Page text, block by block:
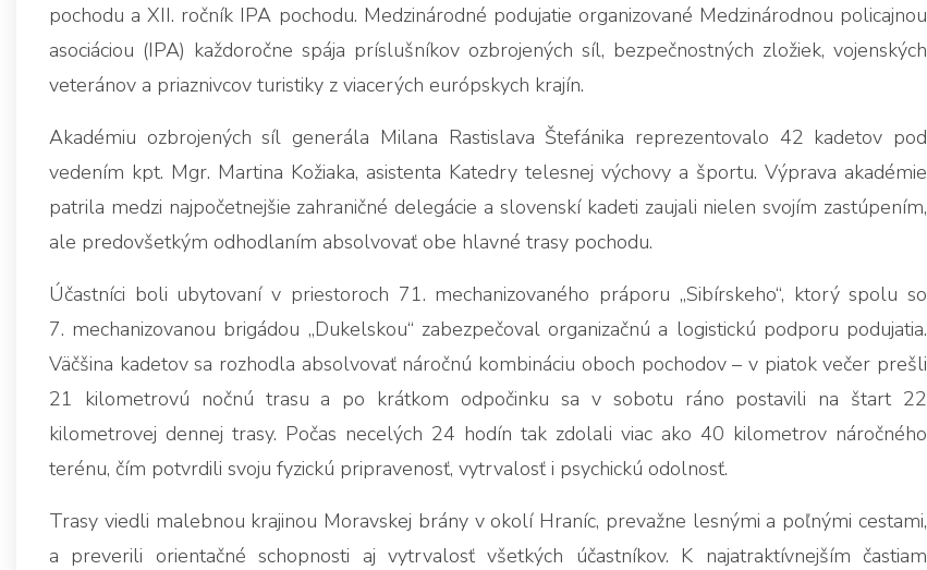
pochodu a XII. ročník IPA pochodu. Medzinárodné podujatie organizované Medzinárodnou policajnou
asociáciou (IPA) každoročne spája príslušníkov ozbrojených síl, bezpečnostných zložiek, vojenských
veteránov a priaznivcov turistiky z viacerých európskych krajín.
Akadémiu ozbrojených síl generála Milana Rastislava Štefánika reprezentovalo 42 kadetov pod
vedením kpt. Mgr. Martina Kožiaka, asistenta Katedry telesnej výchovy a športu. Výprava akadémie
patrila medzi najpočetnejšie zahraničné delegácie a slovenskí kadeti zaujali nielen svojím zastúpením,
ale predovšetkým odhodlaním absolvovať obe hlavné trasy pochodu.
Účastníci boli ubytovaní v priestoroch 71. mechanizovaného práporu „Sibírskeho“, ktorý spolu so
7. mechanizovanou brigádou „Dukelskou“ zabezpečoval organizačnú a logistickú podporu podujatia.
Väčšina kadetov sa rozhodla absolvovať náročnú kombináciu oboch pochodov – v piatok večer prešli
21 kilometrovú nočnú trasu a po krátkom odpočinku sa v sobotu ráno postavili na štart 22
kilometrovej dennej trasy. Počas necelých 24 hodín tak zdolali viac ako 40 kilometrov náročného
terénu, čím potvrdili svoju fyzickú pripravenosť, vytrvalosť i psychickú odolnosť.
Trasy viedli malebnou krajinou Moravskej brány v okolí Hraníc, prevažne lesnými a poľnými cestami,
a preverili orientačné schopnosti aj vytrvalosť všetkých účastníkov. K najatraktívnejším častiam